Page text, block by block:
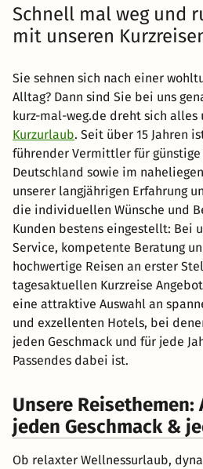
inkl. Übernachtung und
Zum Angebot
Schnell mal weg und
mit unseren
Sie sehnen sich nach einer
Alltag? Dann sind Sie bei uns
kurz-mal-weg.de dreht sich
Kurzurlaub. Seit über 15 Jahren
führender Vermittler für günstige
Deutschland sowie im
unserer langjährigen Erfahrung
die individuellen Wünsche und
Kunden bestens eingestellt: Bei
Service, kompetente Beratung
hochwertige Reisen an erster
tagesaktuellen Kurzreise
eine attraktive Auswahl an
und exzellenten Hotels, bei
jeden Geschmack und für jede
Passendes dabei ist.
Unsere
jeden Geschmack &
Ob relaxter Wellnessurlaub,